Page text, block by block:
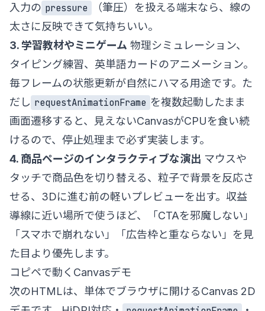
入力の pressure
（筆圧）を扱える端末なら、線の
太さに反映できて気持ちいい。
3. 学習教材やミニゲーム 物理シミュレーション、
タイピング練習、英単語カードのアニメーション。
毎フレームの状態更新が自然にハマる用途です。た
だし requestAnimationFrame を複数起動したまま
画面遷移すると、見えないCanvasがCPUを食い続
けるので、停止処理まで必ず実装します。
4. 商品ページのインタラクティブな演出 マウスや
タッチで商品色を切り替える、粒子で背景を反応さ
せる、3Dに進む前の軽いプレビューを出す。収益
導線に近い場所で使うほど、「CTAを邪魔しない」
「スマホで崩れない」「広告枠と重ならない」を見
た目より優先します。
コピペで動くCanvasデモ
次のHTMLは、単体でブラウザに開けるCanvas 2D